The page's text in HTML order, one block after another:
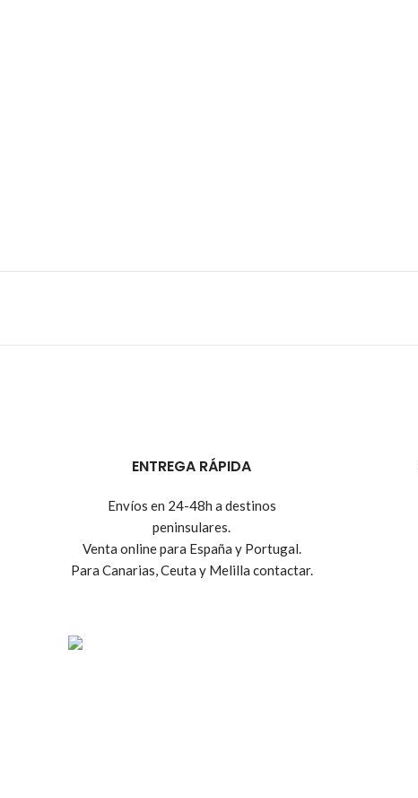
ENTREGA RÁPIDA
Envíos en 24-48h a destinos
peninsulares.
Venta online para España y Portugal.
Para Canarias, Ceuta y Melilla contactar.